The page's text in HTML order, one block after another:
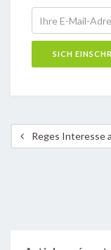
Reges Interesse an Cargo-